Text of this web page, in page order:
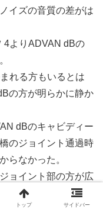
イズの音質の差がは
4よりADVAN dBの
れる方もいるとは
の方が明らかに静か
dBのキャビディー
のジョイント通過時
らなかった。
ョイント部の方が広
のあったADVAN dB
トップ サイドバー